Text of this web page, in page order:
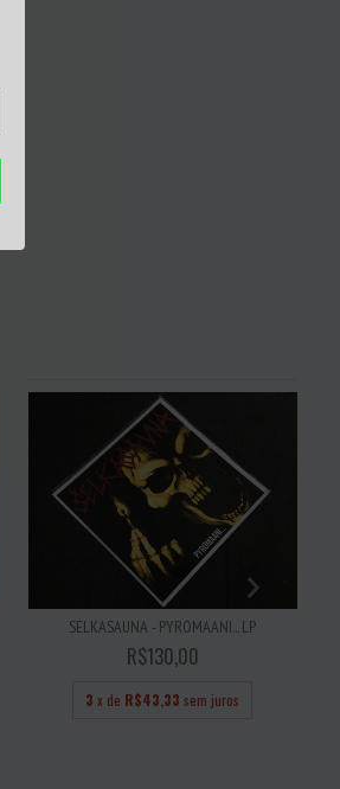
SELKASAUNA - PYROMAANI... LP
R$130,00
3 x de R$43,33 sem juros